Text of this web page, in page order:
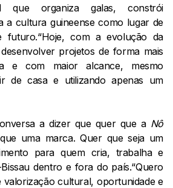
que organiza galas, constrói
a cultura guineense como lugar de
futuro.“Hoje, com a evolução da
projetos de forma mais
e com maior alcance, mesmo
de casa e utilizando apenas um
a dizer que quer que a Nô
uma marca. Quer que seja um
para quem cria, trabalha e
dentro e fora do país.“Quero
valorização cultural, oportunidade e